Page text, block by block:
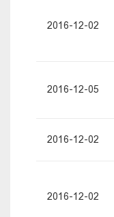
2016-12-02
2016-12-05
2016-12-02
2016-12-02